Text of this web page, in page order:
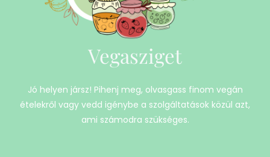
Vegasziget
Jó helyen jársz! Pihenj meg, olvasgass finom vegán
ételekről vagy vedd igénybe a szolgáltatások közül azt,
ami számodra szükséges.